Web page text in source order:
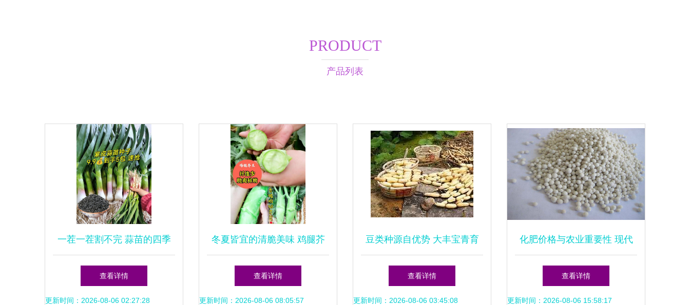
PRODUCT
产品列表
一茬一茬割不完 蒜苗的四季
种植指南
查看详情
更新时间：2026-08-06 02:27:28
冬夏皆宜的清脆美味 鸡腿芥
兰，打造您的四季私家菜园
查看详情
更新时间：2026-08-06 08:05:57
豆类种源自优势 大丰宝青育
丰年
查看详情
更新时间：2026-08-06 03:45:08
化肥价格与农业重要性 现代
粮食生产的命脉
查看详情
更新时间：2026-08-06 15:58:17